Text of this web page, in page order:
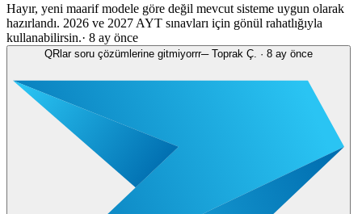
Hayır, yeni maarif modele göre değil mevcut sisteme uygun olarak
hazırlandı. 2026 ve 2027 AYT sınavları için gönül rahatlığıyla
kullanabilirsin.· 8 ay önce
QRlar soru çözümlerine gitmiyorrr─ Toprak Ç. · 8 ay önce